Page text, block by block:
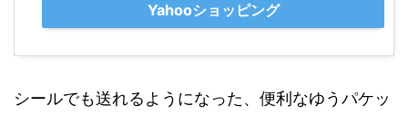
Yahooショッピング
シールでも送れるようになった、便利なゆうパケッ